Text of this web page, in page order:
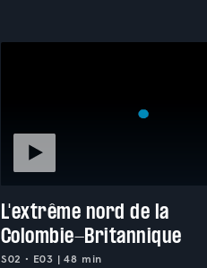
L'extrême nord de la
Colombie-Britannique
S02 • E03 | 48 min